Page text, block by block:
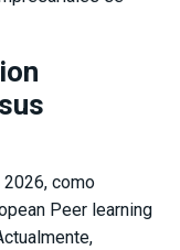
2026, como
Peer learning